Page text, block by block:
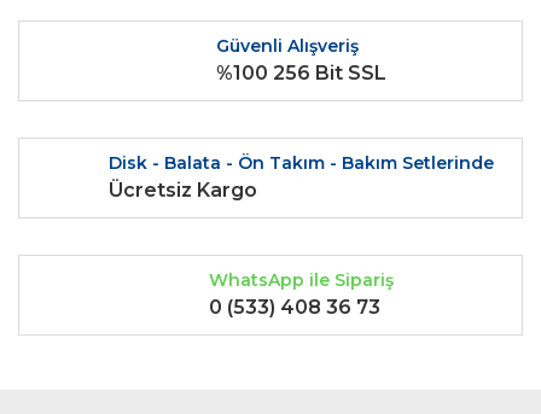
Güvenli Alışveriş
%100 256 Bit SSL
Disk - Balata - Ön Takım - Bakım Setlerinde
Ücretsiz Kargo
WhatsApp ile Sipariş
0 (533) 408 36 73